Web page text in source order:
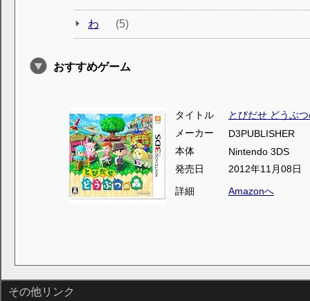
わ (5)
おすすめゲーム
タイトル
とびだせ どうぶ
メーカー
D3PUBLISHER
本体
Nintendo 3DS
発売日
2012年11月08日
詳細
Amazonへ
その他リンク